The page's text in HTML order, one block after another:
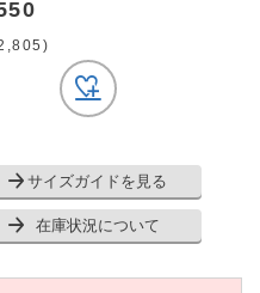
サイズガイドを見る
在庫状況について